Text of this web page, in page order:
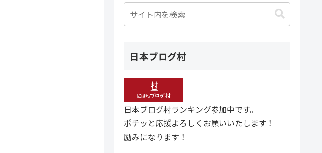
日本ブログ村
日本ブログ村ランキング参加中です。
ポチッと応援よろしくお願いいたします！
励みになります！